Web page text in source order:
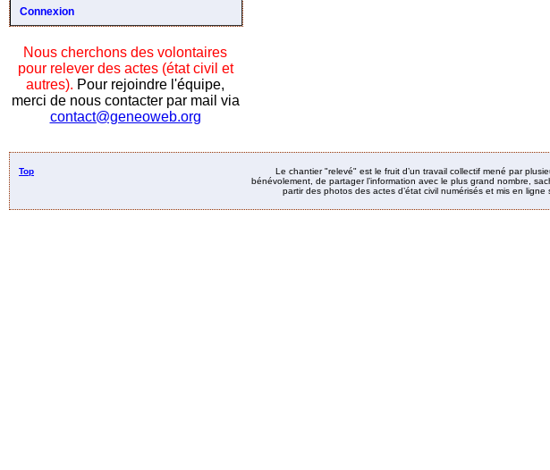
Connexion
Nous cherchons des volontaires
pour relever des actes (état civil et
autres). Pour rejoindre l'équipe,
merci de nous contacter par mail via
contact@geneoweb.org
Top
Le chantier "relevé" est le fruit d’un travail collectif mené par
bénévolement, de partager l’information avec le plus grand nombre,
partir des photos des actes d’état civil numérisés et mis en